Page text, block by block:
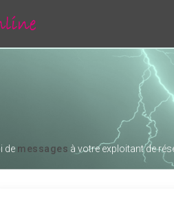
votre exploitant de réseau